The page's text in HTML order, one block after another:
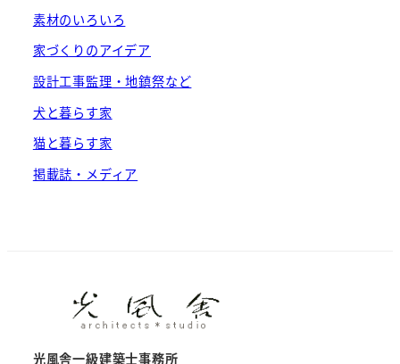
素材のいろいろ
家づくりのアイデア
設計工事監理・地鎮祭など
犬と暮らす家
猫と暮らす家
掲載誌・メディア
光風舎一級建築士事務所